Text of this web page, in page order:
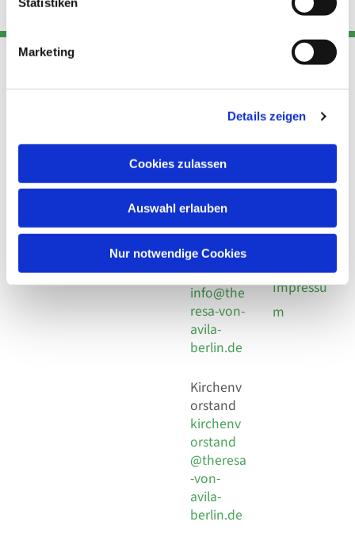
Marketing
Details zeigen
Cookies zulassen
Auswahl erlauben
Nur notwendige Cookies
Adresse
Kirchengemeinde Pfarrei
Hl. Theresa von Avila Berlin
Nordost
Leitender Pfarrer - Norbert
Pomplun
13086 Berlin
Kont
Telefon
+49 30
924 64 28
30 924 54
18
E-Mail
info@the
resa-von-
avila-
berlin.de
Kirchenv
orstand
kirchenv
orstand
@theresa
-von-
avila-
berlin.de
Links
Datensch
Datensch
Social
Impressu
m